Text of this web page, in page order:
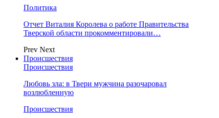
Политика
Отчет Виталия Королева о работе Правительства
Тверской области прокомментировали…
Prev Next
Происшествия
Происшествия
Любовь зла: в Твери мужчина разочаровал
возлюбленную
Происшествия